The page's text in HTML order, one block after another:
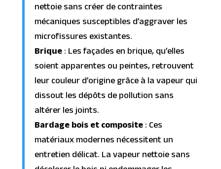
nettoie sans créer de contraintes
mécaniques susceptibles d’aggraver les
microfissures existantes.
Brique: Les façades en brique, qu’elles
soient apparentes ou peintes, retrouvent
leur couleur d’origine grâce à la vapeur qui
dissout les dépôts de pollution sans
altérer les joints.
Bardage bois et composite: Ces
matériaux modernes nécessitent un
entretien délicat. La vapeur nettoie sans